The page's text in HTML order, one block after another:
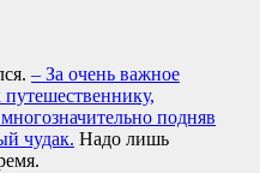
– За очень важное
путешественнику,
подняв
чудак. Надо лишь